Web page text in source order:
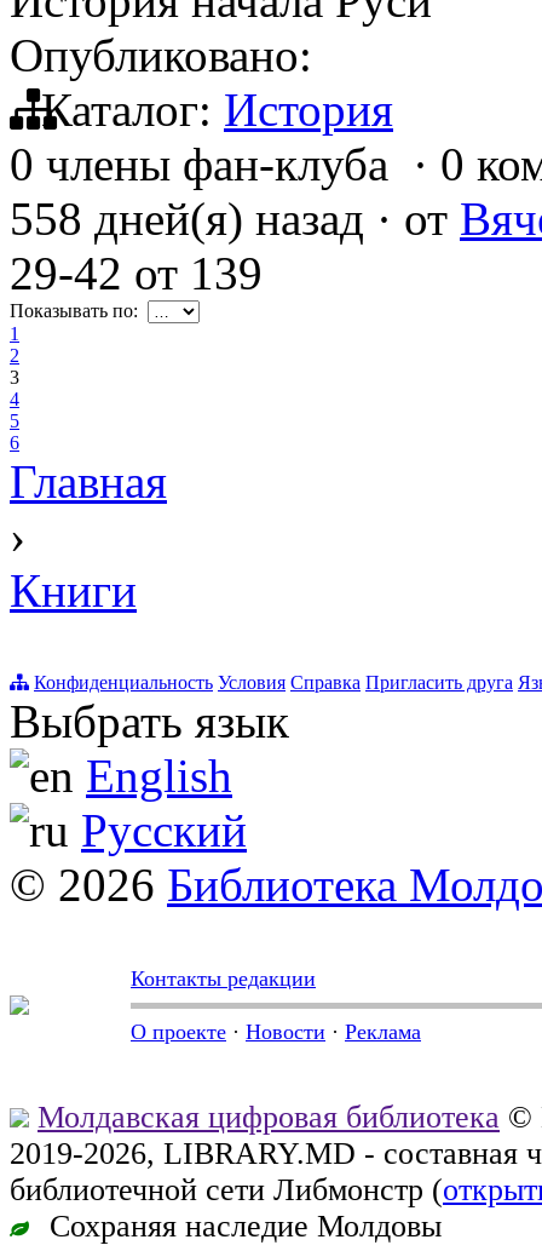
Опубликовано:
Каталог: История
0 члены фан-клуба · 0
558 дней(я) назад · от
29-42 от 139
Показывать по:
1
2
3
4
5
6
Главная
›
Книги
Конфиденциальность Условия Справка Пригласить друга
Выбрать язык
English
Русский
© 2026 Библиотека
Контакты редакции
О проекте · Новости · Реклама
Молдавская цифровая библиотека ©
2019-2026, LIBRARY.MD - составная
библиотечной сети Либмонстр (
Сохраняя наследие Молдовы